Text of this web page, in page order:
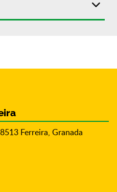
Ferreira, Granada